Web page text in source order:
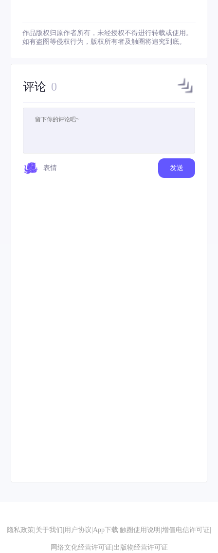
作品版权归原作者所有，未经授权不得进行转载或使用。
如有盗图等侵权行为，版权所有者及触圈将追究到底。
评论 0
表情 发送
隐私政策 关于我们 用户协议 App下载 触圈使用说明 增值电信许可证
网络文化经营许可证 出版物经营许可证